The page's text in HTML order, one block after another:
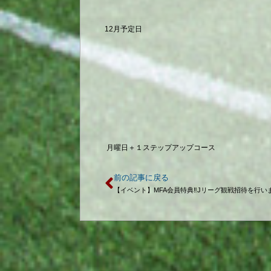
12月予定日
月曜日＋１ステップアップコース
前の記事に戻る
【イベント】MFA会員特典‼Jリーグ観戦招待を行い